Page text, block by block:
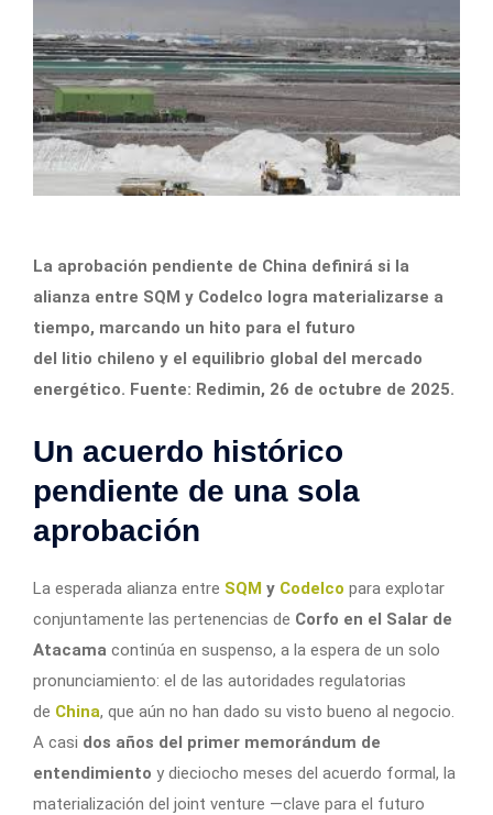
La aprobación pendiente de China definirá si la
alianza entre SQM y Codelco logra materializarse a
tiempo, marcando un hito para el futuro
del litio chileno y el equilibrio global del mercado
energético. Fuente: Redimin, 26 de octubre de 2025.
Un acuerdo histórico
pendiente de una sola
aprobación
La esperada alianza entre SQM y Codelco para explotar
conjuntamente las pertenencias de Corfo en el Salar de
Atacama continúa en suspenso, a la espera de un solo
pronunciamiento: el de las autoridades regulatorias
de China, que aún no han dado su visto bueno al negocio.
A casi dos años del primer memorándum de
entendimiento y dieciocho meses del acuerdo formal, la
materialización del joint venture —clave para el futuro